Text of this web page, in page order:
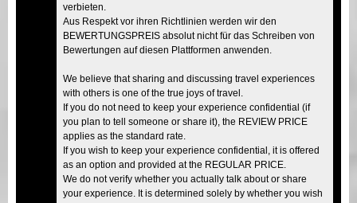
verbieten.
Aus Respekt vor ihren Richtlinien werden wir den
BEWERTUNGSPREIS absolut nicht für das Schreiben von
Bewertungen auf diesen Plattformen anwenden.
We believe that sharing and discussing travel experiences
with others is one of the true joys of travel.
If you do not need to keep your experience confidential (if
you plan to tell someone or share it), the REVIEW PRICE
applies as the standard rate.
If you wish to keep your experience confidential, it is offered
as an option and provided at the REGULAR PRICE.
We do not verify whether you actually talk about or share
your experience. It is determined solely by whether you wish